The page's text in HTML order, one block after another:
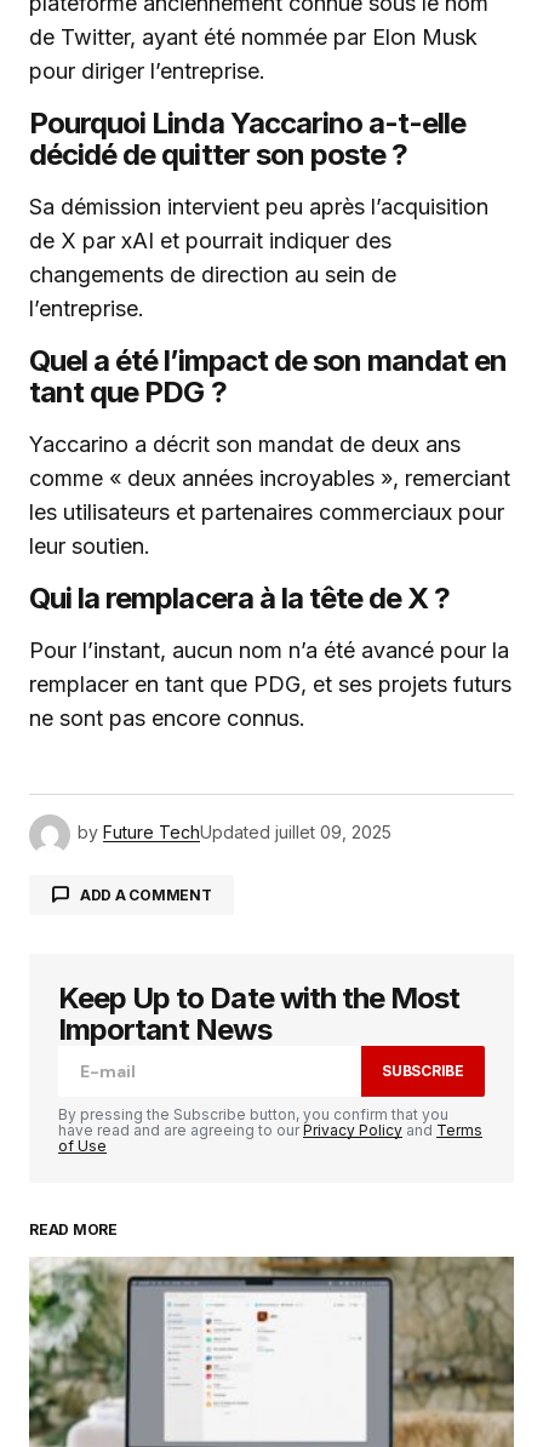
de Twitter, ayant été nommée par Elon Musk
pour diriger l’entreprise.
Pourquoi Linda Yaccarino a-t-elle
décidé de quitter son poste ?
Sa démission intervient peu après l’acquisition
de X par xAI et pourrait indiquer des
changements de direction au sein de
l’entreprise.
Quel a été l’impact de son mandat en
tant que PDG ?
Yaccarino a décrit son mandat de deux ans
comme « deux années incroyables », remerciant
les utilisateurs et partenaires commerciaux pour
leur soutien.
Qui la remplacera à la tête de X ?
Pour l’instant, aucun nom n’a été avancé pour la
remplacer en tant que PDG, et ses projets futurs
ne sont pas encore connus.
by Future TechUpdated juillet 09, 2025
ADD A COMMENT
Votre adresse e-mail ne sera pas publiée. Les
champs obligatoires sont indiqués avec
Your Name
Your E-mail*
Enregistrer mon nom, mon e-mail et mon
site dans le navigateur pour mon prochain
commentaire.
Keep Up to Date with the Most
Important News
SUBSCRIBE
By pressing the Subscribe button, you confirm that you
have read and are agreeing to ourPrivacy Policy and Terms
of Use
READ MORE